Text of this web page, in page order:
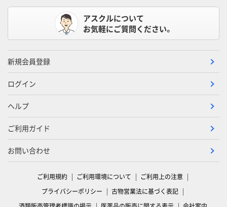
アスクルについて
お気軽にご質問ください。
新規会員登録
ログイン
ヘルプ
ご利用ガイド
お問い合わせ
ご利用規約 ご利用環境について
ご利用上の注意
プライバシーポリシー
古物営業法に基づく表記